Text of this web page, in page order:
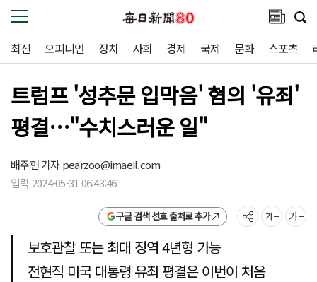
최신 오피니언 정치 사회 경제 국제 문화 스포츠
트럼프 '성추문 입막음' 혐의 '유죄'
평결…"수치스러운 일"
배주현 기자pearzoo@imaeil.com
입력 2024-05-31 06:43:46
구글 검색 선호 출처로 추가
보호관찰 또는 최대 징역 4년형 가능
전현직 미국 대통령 유죄 평결은 이번이 처음